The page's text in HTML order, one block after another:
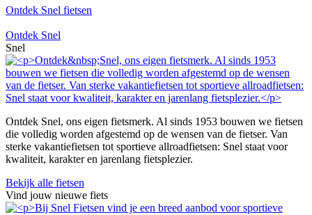
Ontdek Snel fietsen
Ontdek Snel
Snel
Ontdek Snel, ons eigen fietsmerk. Al sinds 1953 bouwen we fietsen
die volledig worden afgestemd op de wensen van de fietser. Van
sterke vakantiefietsen tot sportieve allroadfietsen: Snel staat voor
kwaliteit, karakter en jarenlang fietsplezier.
Bekijk alle fietsen
Vind jouw nieuwe fiets